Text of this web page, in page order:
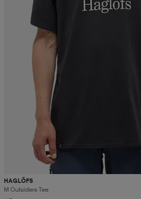
HAGLÖFS
M Outsiders Tee